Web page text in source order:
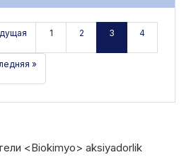
1 2 3 4
»
<Biokimyo> aksiyadorlik